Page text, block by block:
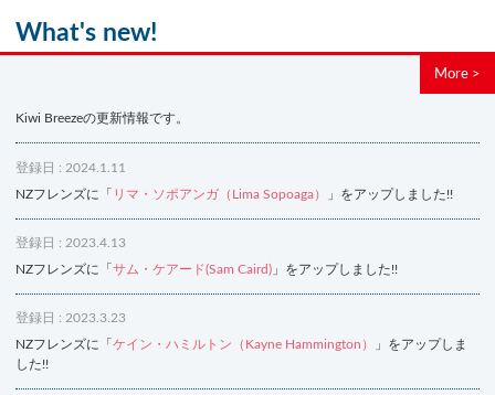
What's new!
More >
Kiwi Breezeの更新情報です。
登録日 : 2024.1.11
NZフレンズに「 リマ・ソポアンガ（Lima Sopoaga） 」をアップしました!!
登録日 : 2023.4.13
NZフレンズに「 サム・ケアード(Sam Caird) 」をアップしました!!
登録日 : 2023.3.23
NZフレンズに「 ケイン・ハミルトン（Kayne Hammington）
」をアップしま
した!!